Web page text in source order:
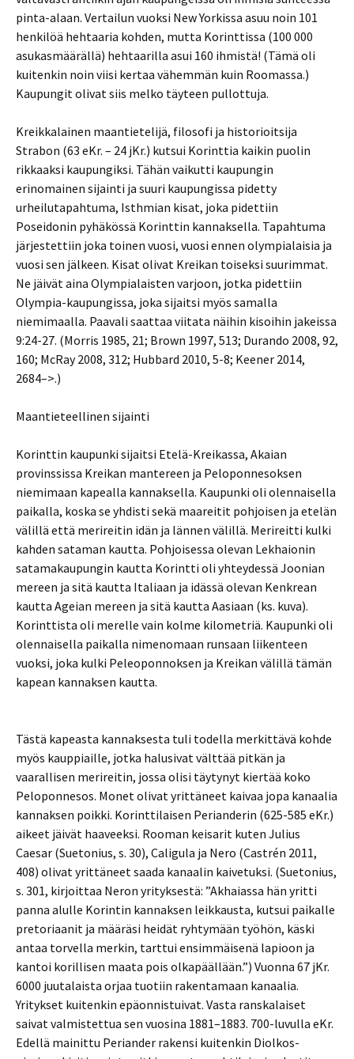
pinta-alaan. Vertailun vuoksi New Yorkissa asuu noin 101
henkilöä hehtaaria kohden, mutta Korinttissa (100 000
asukasmäärällä) hehtaarilla asui 160 ihmistä! (Tämä oli
kuitenkin noin viisi kertaa vähemmän kuin Roomassa.)
Kaupungit olivat siis melko täyteen pullottuja.
Kreikkalainen maantietelijä, filosofi ja historioitsija
Strabon (63 eKr. – 24 jKr.) kutsui Korinttia kaikin puolin
rikkaaksi kaupungiksi. Tähän vaikutti kaupungin
erinomainen sijainti ja suuri kaupungissa pidetty
urheilutapahtuma, Isthmian kisat, joka pidettiin
Poseidonin pyhäkössä Korinttin kannaksella. Tapahtuma
järjestettiin joka toinen vuosi, vuosi ennen olympialaisia ja
vuosi sen jälkeen. Kisat olivat Kreikan toiseksi suurimmat.
Ne jäivät aina Olympialaisten varjoon, jotka pidettiin
Olympia-kaupungissa, joka sijaitsi myös samalla
niemimaalla. Paavali saattaa viitata näihin kisoihin jakeissa
9:24-27. (Morris 1985, 21; Brown 1997, 513; Durando 2008, 92,
160; McRay 2008, 312; Hubbard 2010, 5-8; Keener 2014,
2684–>.)
Maantieteellinen sijainti
Korinttin kaupunki sijaitsi Etelä-Kreikassa, Akaian
provinssissa Kreikan mantereen ja Peloponnesoksen
niemimaan kapealla kannaksella. Kaupunki oli olennaisella
paikalla, koska se yhdisti sekä maareitit pohjoisen ja etelän
välillä että merireitin idän ja lännen välillä. Merireitti kulki
kahden sataman kautta. Pohjoisessa olevan Lekhaionin
satamakaupungin kautta Korintti oli yhteydessä Joonian
mereen ja sitä kautta Italiaan ja idässä olevan Kenkrean
kautta Ageian mereen ja sitä kautta Aasiaan (ks. kuva).
Korinttista oli merelle vain kolme kilometriä. Kaupunki oli
olennaisella paikalla nimenomaan runsaan liikenteen
vuoksi, joka kulki Peleoponnoksen ja Kreikan välillä tämän
kapean kannaksen kautta.
Tästä kapeasta kannaksesta tuli todella merkittävä kohde
myös kauppiaille, jotka halusivat välttää pitkän ja
vaarallisen merireitin, jossa olisi täytynyt kiertää koko
Peloponnesos. Monet olivat yrittäneet kaivaa jopa kanaalia
kannaksen poikki. Korinttilaisen Perianderin (625-585 eKr.)
aikeet jäivät haaveeksi. Rooman keisarit kuten Julius
Caesar (Suetonius, s. 30), Caligula ja Nero (Castrén 2011,
408) olivat yrittäneet saada kanaalin kaivetuksi. (Suetonius,
s. 301, kirjoittaa Neron yrityksestä: ”Akhaiassa hän yritti
panna alulle Korintin kannaksen leikkausta, kutsui paikalle
pretoriaanit ja määräsi heidät ryhtymään työhön, käski
antaa torvella merkin, tarttui ensimmäisenä lapioon ja
kantoi korillisen maata pois olkapäällään.”) Vuonna 67 jKr.
6000 juutalaista orjaa tuotiin rakentamaan kanaalia.
Yritykset kuitenkin epäonnistuivat. Vasta ranskalaiset
saivat valmistettua sen vuosina 1881–1883. 700-luvulla eKr.
Edellä mainittu Periander rakensi kuitenkin Diolkos-